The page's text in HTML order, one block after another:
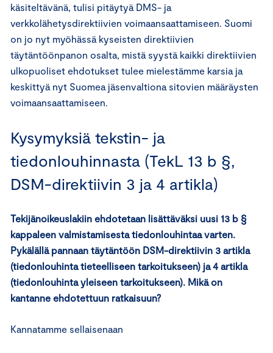
käsiteltävänä, tulisi pitäytyä DMS- ja
verkkolähetysdirektiivien voimaansaattamiseen. Suomi
on jo nyt myöhässä kyseisten direktiivien
täytäntöönpanon osalta, mistä syystä kaikki direktiivien
ulkopuoliset ehdotukset tulee mielestämme karsia ja
keskittyä nyt Suomea jäsenvaltiona sitovien määräysten
voimaansaattamiseen.
Kysymyksiä tekstin- ja
tiedonlouhinnasta (TekL 13 b §,
DSM-direktiivin 3 ja 4 artikla)
Tekijänoikeuslakiin ehdotetaan lisättäväksi uusi 13 b §
kappaleen valmistamisesta tiedonlouhintaa varten.
Pykälällä pannaan täytäntöön DSM-direktiivin 3 artikla
(tiedonlouhinta tieteelliseen tarkoitukseen) ja 4 artikla
(tiedonlouhinta yleiseen tarkoitukseen). Mikä on
kantanne ehdotettuun ratkaisuun?
Kannatamme sellaisenaan